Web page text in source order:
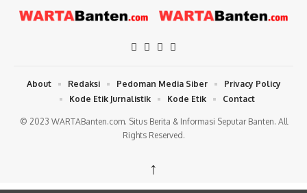
© 2023 WARTABanten.com. Situs Berita & Informasi Seputar Banten. All
Rights Reserved.
About Redaksi Pedoman Media Siber
Privacy Policy
Kode Etik Jurnalistik
Kode Etik Contact
↑